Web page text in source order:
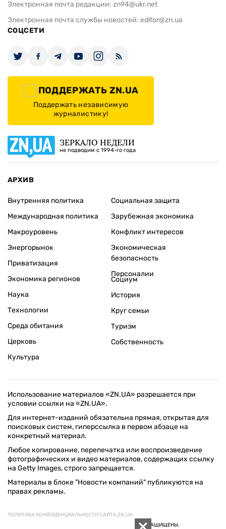
Электронная почта редакции: zn94@ukr.net
Электронная почта службы новостей: editor@zn.ua
СОЦСЕТИ
ПОДДЕРЖАТЬ ZN.UA
Поддержать независимую
журналистику!
ЗЕРКАЛО НЕДЕЛИ
не подводим с 1994-го года
АРХИВ
Внутренняя политика
Международная политика
Макроуровень
Энергорынок
Приватизация
Экономика регионов
Социальная защита
Зарубежная экономика
Конфликт интересов
Экономическая
безопасность
Персоналии
Наука
Технологии
Среда обитания
Церковь
Культура
Социум
История
Круг семьи
Туризм
Собственность
Использование материалов «ZN.UA» разрешается при
условии ссылки на «ZN.UA».
Для интернет-изданий обязательна прямая, открытая для
поисковых систем, гиперссылка в первом абзаце на
конкретный материал.
Любое копирование, перепечатка или воспроизведение
фотографических и видео материалов, содержащих ссылку
на Getty Images, строго запрещается.
Материалы в блоке "Новости компаний" публикуются на
правах рекламы.
ПОЛИТИКА КОНФИДЕНЦИАЛЬНОСТИ САЙТА ZN.UA
© 1994–2026 «ЗЕРКАЛО НЕДЕЛИ. УКРАИНА». ВСЕ ПРАВА ЗАЩИЩЕНЫ.